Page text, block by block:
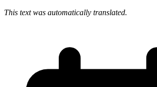
This text was automatically translated.